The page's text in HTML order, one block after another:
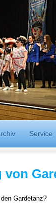
Service
Gardetanz?